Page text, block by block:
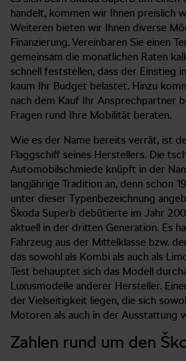
handelt, kommen wir Ihnen preislich
Weiteren bieten wir Ihnen diverse
Finanzierung. Vereinbaren Sie einen
gemeinsam die monatlichen Raten
schnell feststellen, dass der Einstieg
kaum Ihr Budget belastet. Hinzu
nach dem Kauf Ihr Ansprechpartner
Fragen rund Ihre Mobilität beraten.
Wie es der Name bereits verrät, ist
Flaggschiff seines Herstellers. Die
Automobilschmiede knüpft in der
langjährige Tradition an, denn schon
unter dieser Typenbezeichnung
Škoda Superb debütierte im Jahr
aktuell in der dritten Generation. Es
Fahrzeug aus der Mittelklasse bzw.
das sowohl als Kombi als auch als
Test behauptet sich das Modell
Luxusmodelle anderer Hersteller.
der Vielseitigkeit liegen, die sich
Motoren als auch in der Ausstattung
Zahlen rund um den